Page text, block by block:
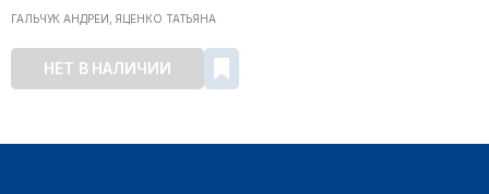
ГАЛЬЧУК АНДРЕЙ, ЯЦЕНКО ТАТЬЯНА
НЕТ В НАЛИЧИИ